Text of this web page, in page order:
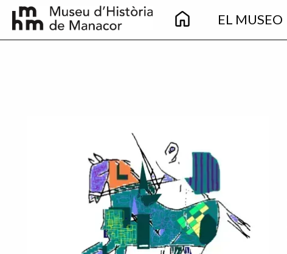
Pasar al contenido principal
Main
navigation
EL MUSEO